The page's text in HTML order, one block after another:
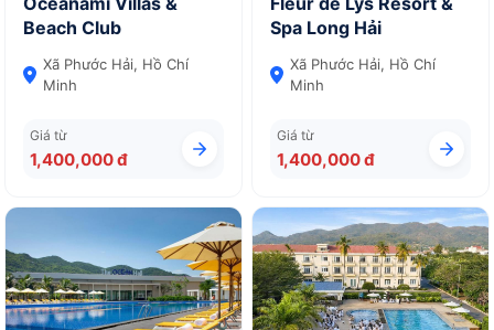
Beach Club
Xã Phước Hải, Hồ Chí
Minh
Giá từ
1,400,000 đ
Spa Long Hải
Xã Phước Hải, Hồ Chí
Minh
Giá từ
1,400,000 đ